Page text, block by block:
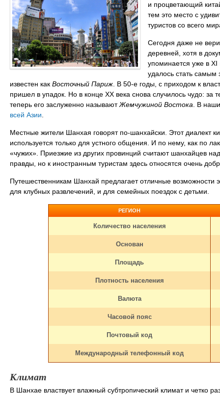
и процветающий
тем это место с
туристов со всего
Сегодня даже не
деревней, хотя в
упоминается уже в
удалось стать
известен как Восточный Париж . В 50-е годы, с приходом к
пришел в упадок. Но в конце XX века снова случилось чудо: за
теперь его заслуженно называютЖемчужиной Востока . В
всей Азии
Местные жители Шанхая говорят по-шанхайски. Этот диалект
используется только для устного общения. И по нему, как по
«чужих». Приезжие из других провинций считают шанхайцев
правды, но к иностранным туристам здесь относятся очень
Путешественникам Шанхай предлагает отличные возможности
для клубных развлечений, и для семейных поездок с детьми.
РЕГИОН
Количество населения
Основан
Площадь
Плотность населения
Валюта
Часовой пояс
Почтовый код
Международный телефонный код
Климат
В Шанхае властвует влажный субтропический климат и четко